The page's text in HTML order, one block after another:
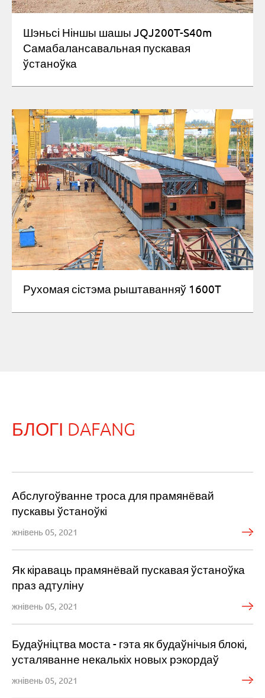
Шэньсі Ніншы шашы JQJ200T-S40m
Самабалансавальная пускавая
ўстаноўка
Рухомая сістэма рыштаванняў 1600T
БЛОГІ DAFANG
Абслугоўванне троса для прамянёвай
пускавы ўстаноўкі
жнівень 05, 2021
Як кіраваць прамянёвай пускавая ўстаноўка
праз адтуліну
жнівень 05, 2021
Будаўніцтва моста - гэта як будаўнічыя блокі,
усталяванне некалькіх новых рэкордаў
жнівень 05, 2021